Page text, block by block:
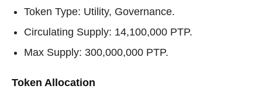
Token Type: Utility, Governance.
Circulating Supply: 14,100,000 PTP.
Max Supply: 300,000,000 PTP.
Token Allocation